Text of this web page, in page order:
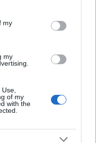
in below Google
my
my
of my
with the